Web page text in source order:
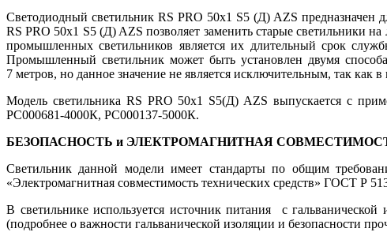
Светодиодный светильник RS PRO 50x1 S5 (Д) AZS предназначен
RS PRO 50x1 S5 (Д) AZS позволяет заменить старые
промышленных светильников является их длительный срок
Промышленный светильник может быть установлен двумя
7 метров, но данное значение не является исключительным, так как
Модель светильника RS PRO 50x1 S5(Д) AZS выпускается с
РС000681-4000К, РС000137-5000К.
БЕЗОПАСНОСТЬ и ЭЛЕКТРОМАГНИТНАЯ
Светильник данной модели имеет стандарты по общим
«Электромагнитная совместимость технических средств» ГОСТ
В светильнике используется источник питания с
(подробнее о важности гальванической изоляции и безопасности